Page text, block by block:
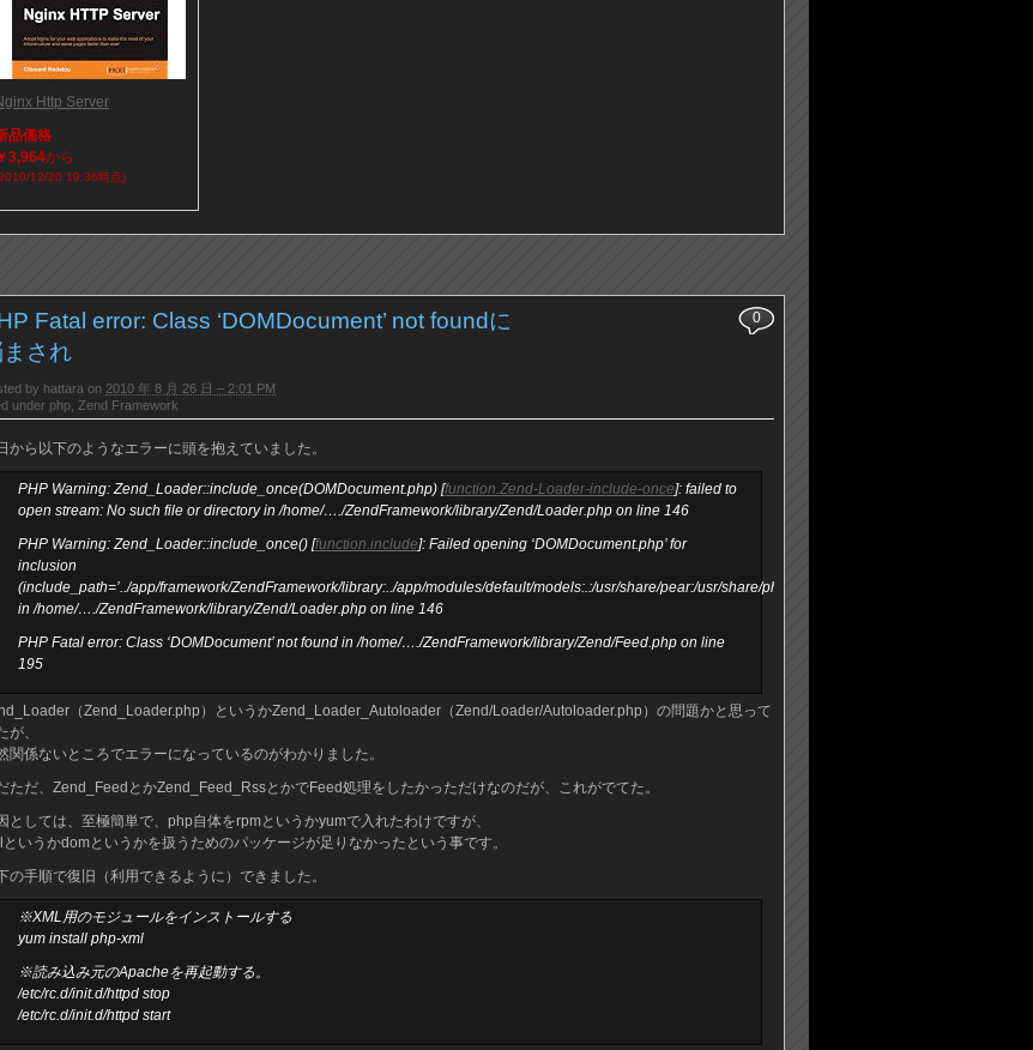
Http Server
品価格
3,964から
12/20 19:36時点)
Fatal error: Class ‘DOMDocument’ not foundに
され
0
by hattara on 2010 年 8 月 26 日 – 2:01 PM
under php Zend Framework
から以下のようなエラーに頭を抱えていました。
PHP Warning: Zend_Loader::include_once(DOMDocument.php) [function.Zend-Loader-include-once]: failed to
open stream: No such file or directory in /home/…./ZendFramework/library/Zend/Loader.php on line 146
PHP Warning: Zend_Loader::include_once() [function.include]: Failed opening ‘DOMDocument.php’ for
inclusion
(include_path=’../app/framework/ZendFramework/library:../app/modules/default/models:.:/usr/share/pear:/usr/share/php’)
in /home/…./ZendFramework/library/Zend/Loader.php on line 146
PHP Fatal error: Class ‘DOMDocument’ not found in /home/…./ZendFramework/library/Zend/Feed.php on line
195
（Zend_Loader.php）というかZend_Loader_Autoloader（Zend/Loader/Autoloader.php）の問題かと思って
が、
関係ないところでエラーになっているのがわかりました。
ただ、Zend_FeedとかZend_Feed_RssとかでFeed処理をしたかっただけなのだが、これがでてた。
としては、至極簡単で、php自体をrpmというかyumで入れたわけですが、
というかdomというかを扱うためのパッケージが足りなかったという事です。
の手順で復旧（利用できるように）できました。
※XML用のモジュールをインストールする
yum install php-xml
※読み込み元のApacheを再起動する。
/etc/rc.d/init.d/httpd stop
/etc/rc.d/init.d/httpd start